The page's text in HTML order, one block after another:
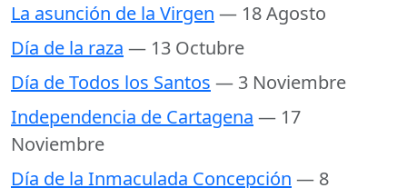
La asunción de la Virgen — 18 Agosto
Día de la raza — 13 Octubre
Día de Todos los Santos — 3 Noviembre
Independencia de Cartagena — 17
Noviembre
Día de la Inmaculada Concepción — 8